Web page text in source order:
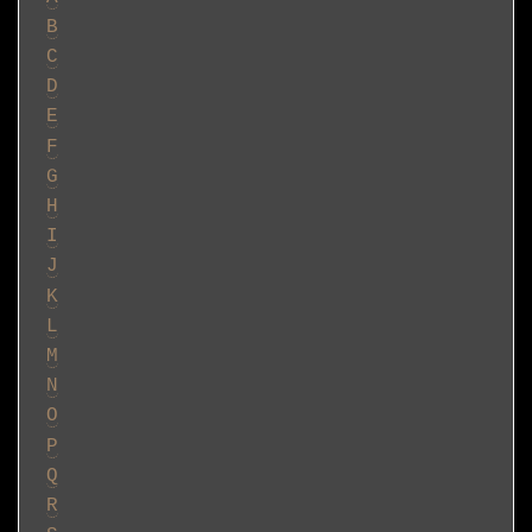
B
C
D
E
F
G
H
I
J
K
L
M
N
O
P
Q
R